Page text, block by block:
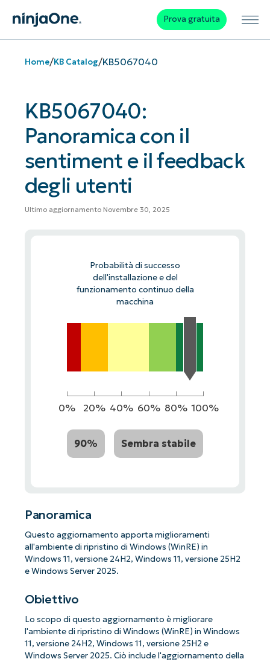
Prova gratuita
Home/KB Catalog/KB5067040
KB5067040:
Panoramica con il
sentiment e il feedback
degli utenti
Ultimo aggiornamento Novembre 30, 2025
Probabilità di successo
dell'installazione e del
funzionamento continuo della
macchina
0% 20% 40% 60% 80% 100%
90% Sembra stabile
Panoramica
Questo aggiornamento apporta miglioramenti
all'ambiente di ripristino di Windows (WinRE) in
Windows 11, versione 24H2, Windows 11, versione 25H2
e Windows Server 2025.
Obiettivo
Lo scopo di questo aggiornamento è migliorare
l'ambiente di ripristino di Windows (WinRE) in Windows
11, versione 24H2, Windows 11, versione 25H2 e
Windows Server 2025. Ciò include l'aggiornamento della